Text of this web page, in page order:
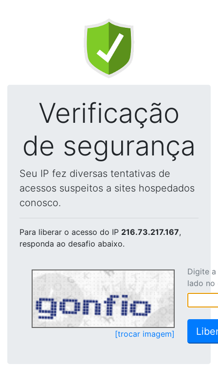
Verificação
de segurança
Seu IP fez diversas tentativas de
acessos suspeitos a sites hospedados
conosco.
Para liberar o acesso do IP 216.73.217.167,
responda ao desafio abaixo.
[trocar imagem]
Digite
lado no